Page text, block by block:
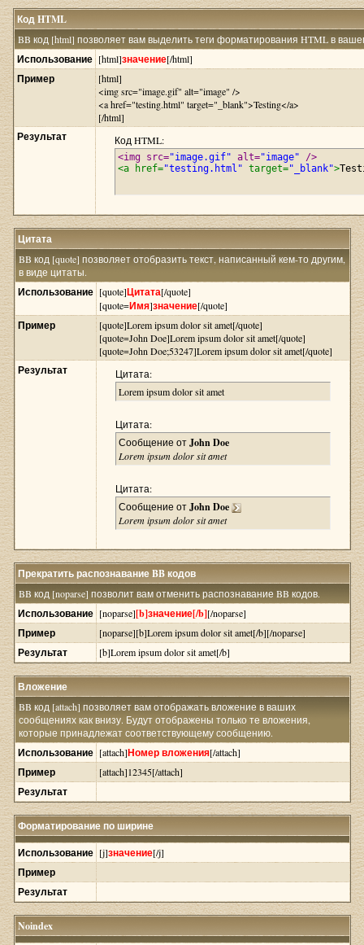
Код HTML
BB код [html] позволяет вам выделить теги форматирования HTML в
Использование [html]значение[/html]
Пример
[html]
<img src="image.gif" alt="image" />
<a href="testing.html" target="_blank">Testing</a>
[/html]
Результат Код HTML:
<img src="image.gif" alt="image" />
<a href="testing.html" target="_blank">
Цитата
BB код [quote] позволяет отобразить текст, написанный кем-то другим,
в виде цитаты.
Использование [quote]Цитата[/quote]
[quote=Имя]значение[/quote]
Пример
[quote]Lorem ipsum dolor sit amet[/quote]
[quote=John Doe]Lorem ipsum dolor sit amet[/quote]
[quote=John Doe;53247]Lorem ipsum dolor sit amet[/quote]
Результат
Цитата:
Lorem ipsum dolor sit amet
Цитата:
Сообщение отJohn Doe
Lorem ipsum dolor sit amet
Цитата:
Сообщение отJohn Doe
Lorem ipsum dolor sit amet
Прекратить распознавание BB кодов
BB код [noparse] позволит вам отменить распознавание BB кодов.
Использование [noparse][b]значение[/b][/noparse]
Пример [noparse][b]Lorem ipsum dolor sit amet[/b][/noparse]
Результат [b]Lorem ipsum dolor sit amet[/b]
Вложение
BB код [attach] позволяет вам отображать вложение в ваших
сообщениях как внизу. Будут отображены только те вложения,
которые принадлежат соответствующему сообщению.
Использование [attach]Номер вложения[/attach]
Пример [attach]12345[/attach]
Результат
Форматирование по ширине
Использование [j]значение[/j]
Пример
Результат
Noindex